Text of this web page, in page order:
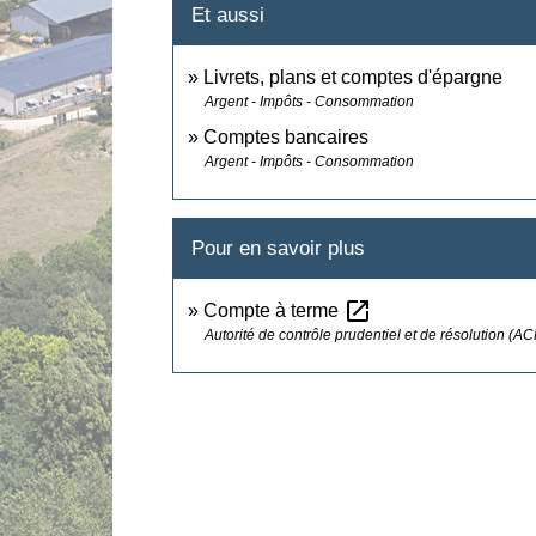
Et aussi
Livrets, plans et comptes d'épargne
Argent - Impôts - Consommation
Comptes bancaires
Argent - Impôts - Consommation
Pour en savoir plus
Compte à terme open_in_new
Autorité de contrôle prudentiel et de résolution